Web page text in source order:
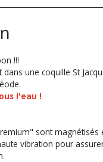
!!!
une coquille St
l'eau !
sont magnétisés
vibration pour